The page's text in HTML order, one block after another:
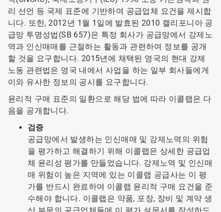
리 선언 등 국제 표준에 기반하여 공급업체 요건을 제시합
니다. 또한, 2012년 1월 1일에 발효된 2010 캘리포니아 공
급망 투명성법(SB 657)은 특정 회사가 공급망에서 강제노
역과 인신매매를 근절하는 활동과 관련하여 정보를 공개
할 것을 요구합니다. 2015년에 채택된 영국의 현대 강제
노동 관련법은 영국 내에서 사업을 하는 일부 회사들에게
이와 유사한 정보의 공시를 요구합니다.
윤리적 구매 표준의 일환으로 해당 법에 따라 이콜랩은 다
음을 공개합니다.
검증
공급망에서 발생하는 인신매매 및 강제노역의 위험
을 평가하고 해결하기 위해 이콜랩은 상세한 공급업
체 윤리성 평가를 만들었습니다. 강제노역 및 인신매
매 위험이 높은 지역에 있는 이콜랩 공급사는 이 평
가를 반드시 완료하여 이콜랩 윤리적 구매 요건을 준
수해야 합니다. 이콜랩은 약품, 포장, 장비 및 계약 생